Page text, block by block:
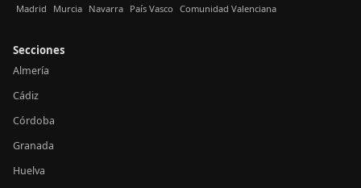
Madrid Murcia Navarra País Vasco Comunidad Valenciana
Secciones
Almería
Cádiz
Córdoba
Granada
Huelva